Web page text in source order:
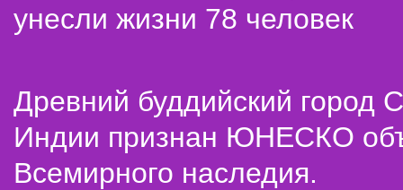
унесли жизни 78 человек
Древний буддийский город
Индии признан ЮНЕСКО
Всемирного наследия.